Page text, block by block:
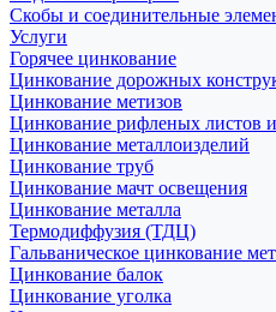
Скобы и соединительные
Услуги
Горячее цинкование
Цинкование дорожных
Цинкование метизов
Цинкование рифленых листов
Цинкование металлоизделий
Цинкование труб
Цинкование мачт освещения
Цинкование металла
Термодиффузия (ТДЦ)
Гальваническое цинкование
Цинкование балок
Цинкование уголка